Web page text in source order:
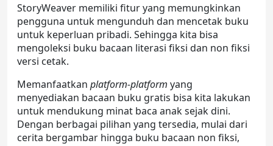
StoryWeaver memiliki fitur yang memungkinkan
pengguna untuk mengunduh dan mencetak buku
untuk keperluan pribadi. Sehingga kita bisa
mengoleksi buku bacaan literasi fiksi dan non fiksi
versi cetak.
Memanfaatkan platform-platform yang
menyediakan bacaan buku gratis bisa kita lakukan
untuk mendukung minat baca anak sejak dini.
Dengan berbagai pilihan yang tersedia, mulai dari
cerita bergambar hingga buku bacaan non fiksi,